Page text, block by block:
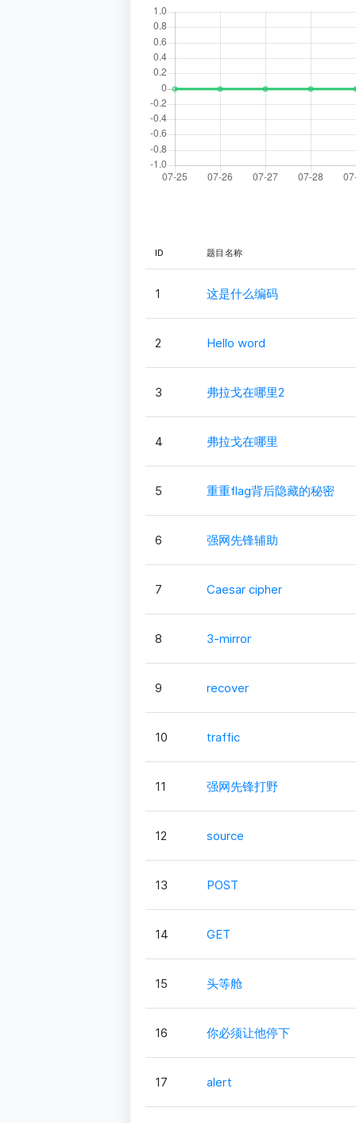
ID 题目名称
1 这是什么编码
2 Hello word
3 弗拉戈在哪里2
4 弗拉戈在哪里
5 重重flag背后隐藏的秘密
6 强网先锋辅助
7 Caesar cipher
8 3-mirror
9 recover
10 traffic
11 强网先锋打野
12 source
13 POST
14 GET
15 头等舱
16 你必须让他停下
17 alert